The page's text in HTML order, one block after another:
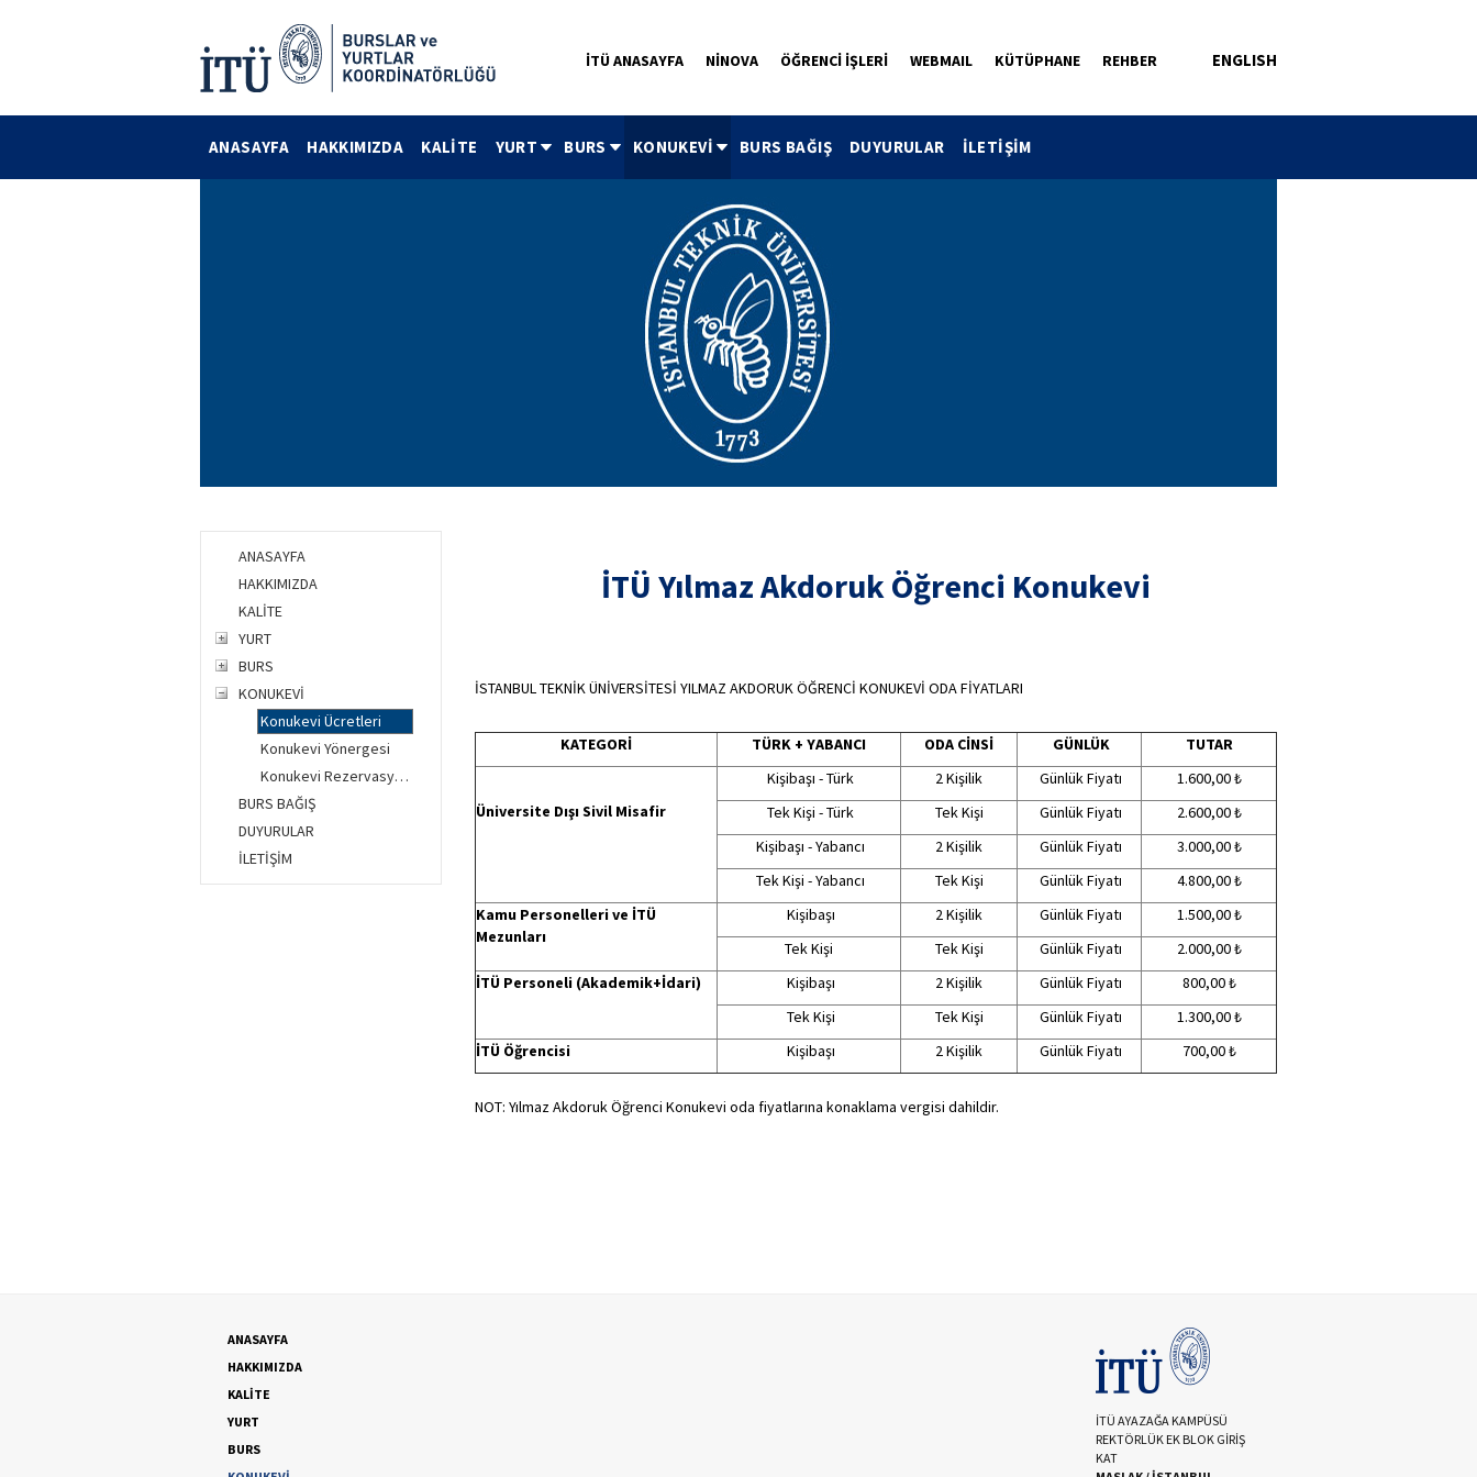
ENGLISH
İTÜ ANASAYFA NİNOVA ÖĞRENCİ İŞLERİ WEBMAIL KÜTÜPHANE REHBER
ANASAYFA HAKKIMIZDA KALİTE YURT BURS KONUKEVİ BURS BAĞIŞ DUYURULAR İLETİŞİM
ANASAYFA
HAKKIMIZDA
KALİTE
YURT
BURS
KONUKEVİ
Konukevi Ücretleri
Konukevi Yönergesi
Konukevi Rezervasyon
BURS BAĞIŞ
DUYURULAR
İLETİŞİM
İTÜ Yılmaz Akdoruk Öğrenci Konukevi
İSTANBUL TEKNİK ÜNİVERSİTESİ YILMAZ AKDORUK ÖĞRENCİ KONUKEVİ ODA FİYATLARI
KATEGORİ TÜRK + YABANCI ODA CİNSİ GÜNLÜK TUTAR
Üniversite Dışı Sivil Misafir
Kişibaşı - Türk 2 Kişilik Günlük Fiyatı
1.600,00 ₺
Tek Kişi - Türk
Tek Kişi Günlük Fiyatı
2.600,00 ₺
Kişibaşı - Yabancı
2 Kişilik Günlük Fiyatı
3.000,00 ₺
Tek Kişi - Yabancı
Tek Kişi Günlük Fiyatı
4.800,00 ₺
Kamu Personelleri ve İTÜ
Mezunları
Kişibaşı 2 Kişilik Günlük Fiyatı
1.500,00 ₺
Tek Kişi
Tek Kişi Günlük Fiyatı
2.000,00 ₺
İTÜ Personeli (Akademik+İdari)
Kişibaşı 2 Kişilik Günlük Fiyatı
800,00 ₺
Tek Kişi
Tek Kişi Günlük Fiyatı
1.300,00 ₺
İTÜ Öğrencisi
Kişibaşı 2 Kişilik Günlük Fiyatı 700,00 ₺
NOT: Yılmaz Akdoruk Öğrenci Konukevi oda fiyatlarına konaklama vergisi dahildir.
ANASAYFA
HAKKIMIZDA
KALİTE
YURT
BURS
İTÜ AYAZAĞA KAMPÜSÜ
REKTÖRLÜK EK BLOK GİRİŞ
KAT